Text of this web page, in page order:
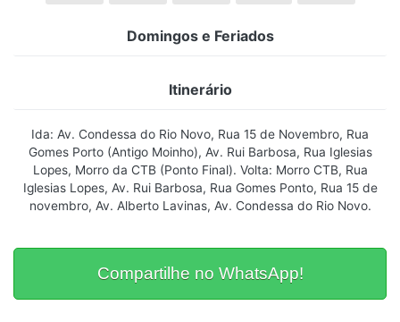
Domingos e Feriados
Itinerário
Ida: Av. Condessa do Rio Novo, Rua 15 de Novembro, Rua
Gomes Porto (Antigo Moinho), Av. Rui Barbosa, Rua Iglesias
Lopes, Morro da CTB (Ponto Final). Volta: Morro CTB, Rua
Iglesias Lopes, Av. Rui Barbosa, Rua Gomes Ponto, Rua 15 de
novembro, Av. Alberto Lavinas, Av. Condessa do Rio Novo.
Compartilhe no WhatsApp!